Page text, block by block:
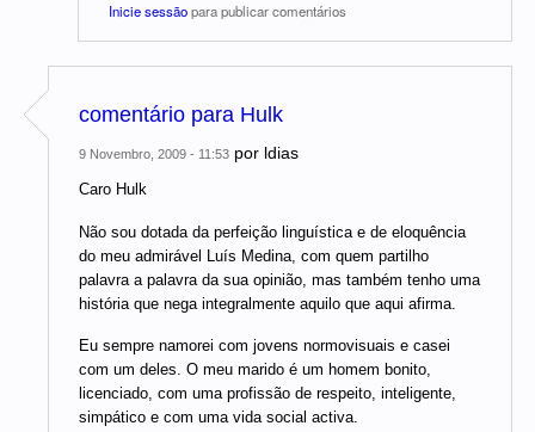
Inicie sessãopara publicar comentários
comentário para Hulk
9 Novembro, 2009 - 11:53 por ldias
Caro Hulk
Não sou dotada da perfeição linguística e de eloquência
do meu admirável Luís Medina, com quem partilho
palavra a palavra da sua opinião, mas também tenho uma
história que nega integralmente aquilo que aqui afirma.
Eu sempre namorei com jovens normovisuais e casei
com um deles. O meu marido é um homem bonito,
licenciado, com uma profissão de respeito, inteligente,
simpático e com uma vida social activa.